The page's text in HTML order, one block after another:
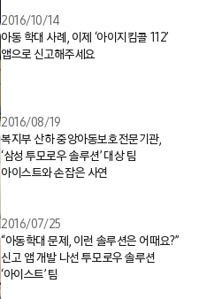
2016/10/14
아동 학대 사례, 이제 ‘아이지킴콜 112’
앱으로 신고해주세요
2016/08/19
복지부 산하 중앙아동보호전문기관,
‘삼성 투모로우 솔루션’ 대상 팀
아이스트와 손잡은 사연
2016/07/25
“아동학대 문제, 이런 솔루션은 어때요?”
신고 앱 개발 나선 투모로우 솔루션
‘아이스트’ 팀